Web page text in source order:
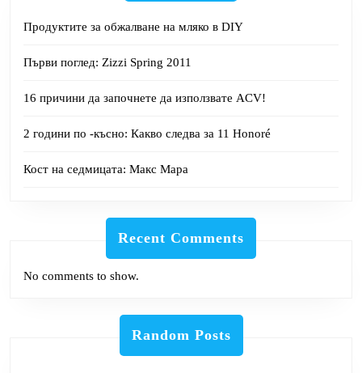
Продуктите за обжалване на мляко в DIY
Първи поглед: Zizzi Spring 2011
16 причини да започнете да използвате ACV!
2 години по -късно: Какво следва за 11 Honoré
Кост на седмицата: Макс Мара
Recent Comments
No comments to show.
Random Posts